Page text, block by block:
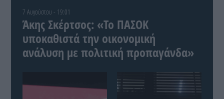
7 Αυγούστου - 19:01
Άκης Σκέρτσος: «Το ΠΑΣΟΚ
υποκαθιστά την οικονομική
ανάλυση με πολιτική προπαγάνδα»